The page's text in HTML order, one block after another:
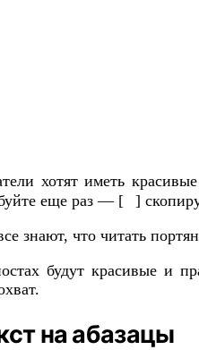
хотят иметь
еще раз — [⠀]
знают, что читать
будут красивые и
на абазацы